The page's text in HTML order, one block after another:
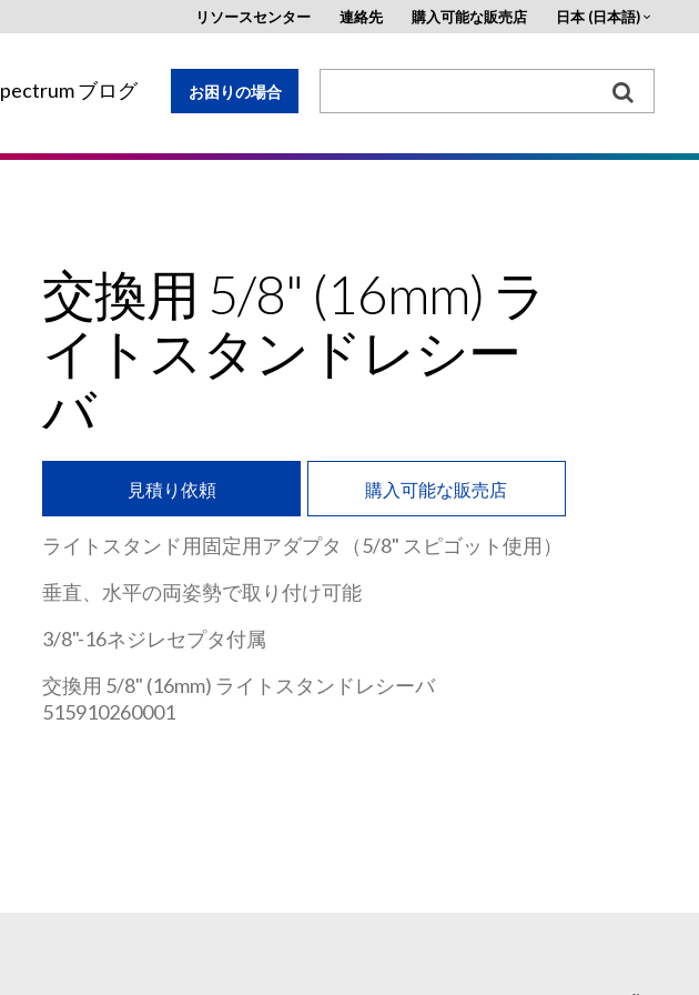
ブログ お困りの場合
リソースセンター 連絡先 購入可能な販売店 日本 (日本語)
場合があります。
交換用 5/8" (16mm) ラ
イトスタンドレシー
バ
見積り依頼 購入可能な販売店
ライトスタンド用固定用アダプタ（5/8" スピゴット使用）
垂直、水平の両姿勢で取り付け可能
3/8"-16ネジレセプタ付属
交換用 5/8" (16mm) ライトスタンドレシーバ
515910260001